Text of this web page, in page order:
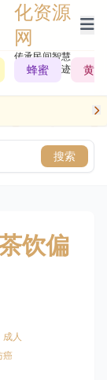
化资源
网
传承民间智慧，
记录历史轨迹
蜂蜜 黄芪
搜索
饮偏
成人
癌